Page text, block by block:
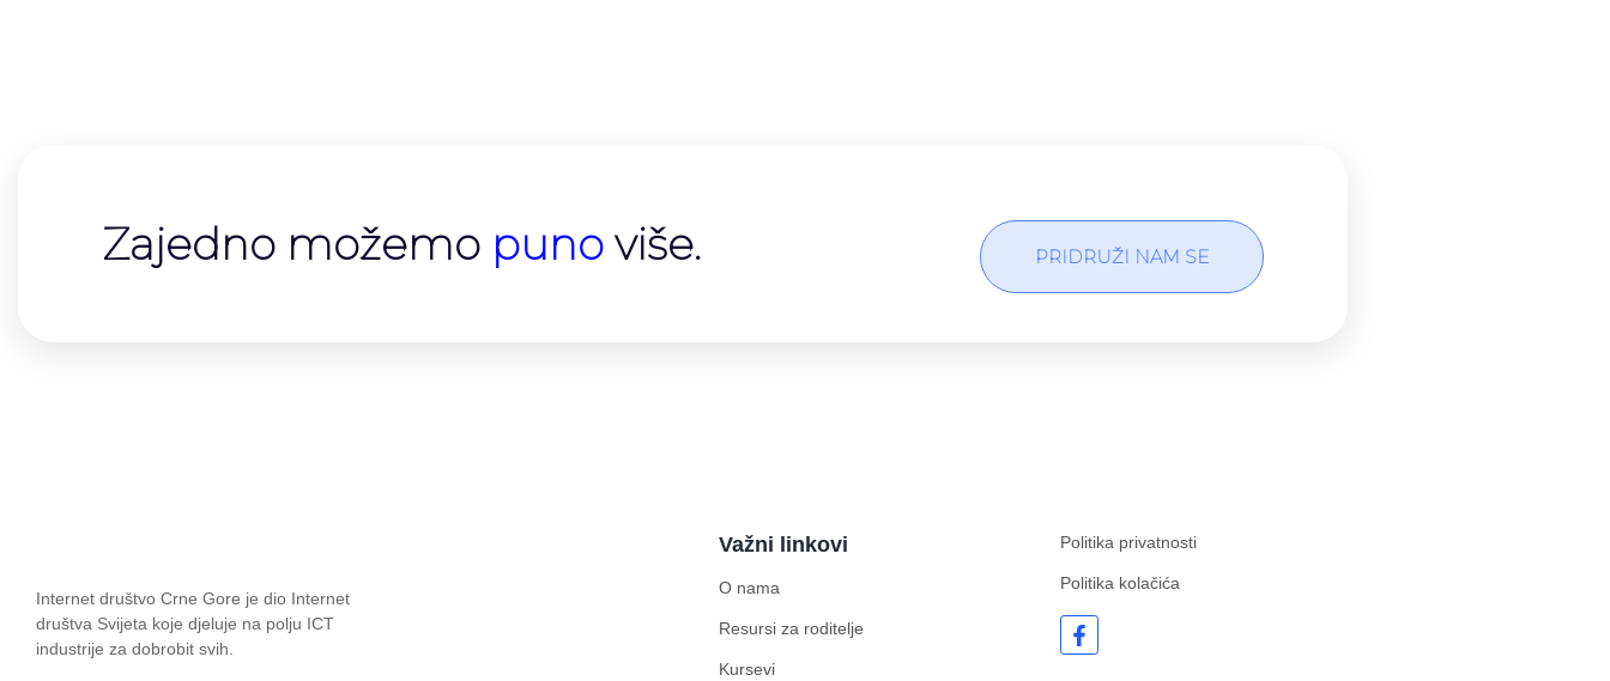
Zajedno možemo​ puno više. PRIDRUŽI NAM SE
Internet društvo Crne Gore je dio Internet
društva Svijeta koje djeluje na polju ICT
industrije za dobrobit svih.
Važni linkovi
O nama
Resursi za roditelje
Kursevi
Politika privatnosti
Politika kolačića